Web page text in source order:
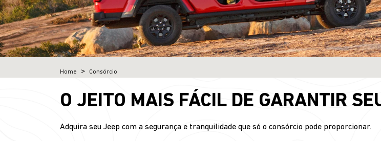
Home Consórcio
O JEITO MAIS FÁCIL DE GARANTIR
Adquira seu Jeep com a segurança e tranquilidade que só o consórcio pode proporcionar.